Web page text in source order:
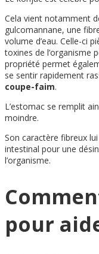
Cela vient notamment
gulcomannane, une
volume d’eau. Celle-ci
toxines de l’organisme
propriété permet
se sentir rapidement
coupe-faim.
L’estomac se remplit
moindre.
Son caractère fibreux
intestinal pour une
l’organisme.
pour